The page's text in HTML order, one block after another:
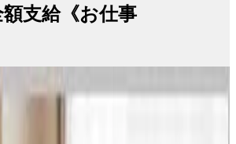
支給《お仕事